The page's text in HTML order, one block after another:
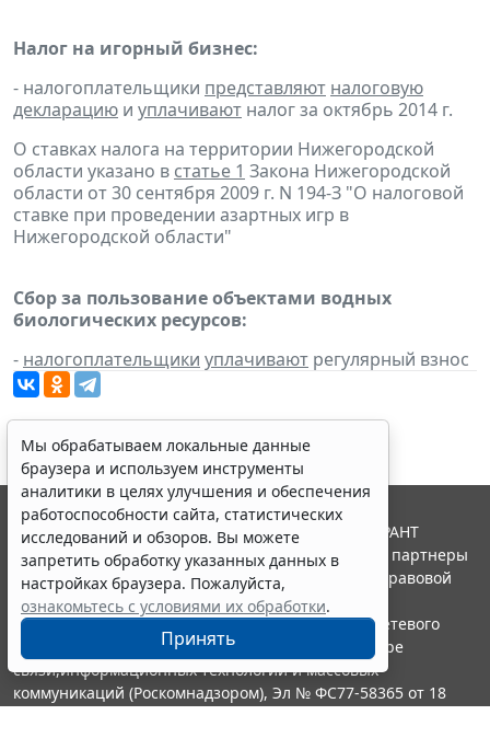
Налог на игорный бизнес:
- налогоплательщики представляют налоговую
декларацию и уплачивают налог за октябрь 2014 г.
О ставках налога на территории Нижегородской
области указано в статье 1 Закона Нижегородской
области от 30 сентября 2009 г. N 194-З "О налоговой
ставке при проведении азартных игр в
Нижегородской области"
Сбор за пользование объектами водных
биологических ресурсов:
- налогоплательщики уплачивают регулярный взнос
Мы обрабатываем локальные данные
браузера и используем инструменты
аналитики в целях улучшения и обеспечения
работоспособности сайта, статистических
исследований и обзоров. Вы можете
запретить обработку указанных данных в
настройках браузера. Пожалуйста,
ознакомьтесь с условиями их обработки.
Принять
© ООО "НПП "ГАРАНТ-СЕРВИС", 2026. Система ГАРАНТ
выпускается с 1990 года. Компания "Гарант" и ее партнеры
являются участниками Российской ассоциации правовой
информации ГАРАНТ.
Портал ГАРАНТ.РУ зарегистрирован в качестве сетевого
издания Федеральной службой по надзору в сфере
связи,информационных технологий и массовых
коммуникаций (Роскомнадзором), Эл № ФС77-58365 от 18